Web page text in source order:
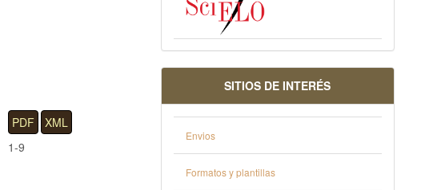
PDF
XML
1-9
SITIOS DE INTERÉS
Envios
Formatos y plantillas